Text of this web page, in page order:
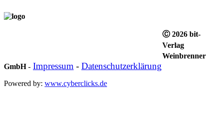
Ⓒ 2026 bit-
Verlag
Weinbrenner
GmbH- Impressum - Datenschutzerklärung
Powered by: www.cyberclicks.de